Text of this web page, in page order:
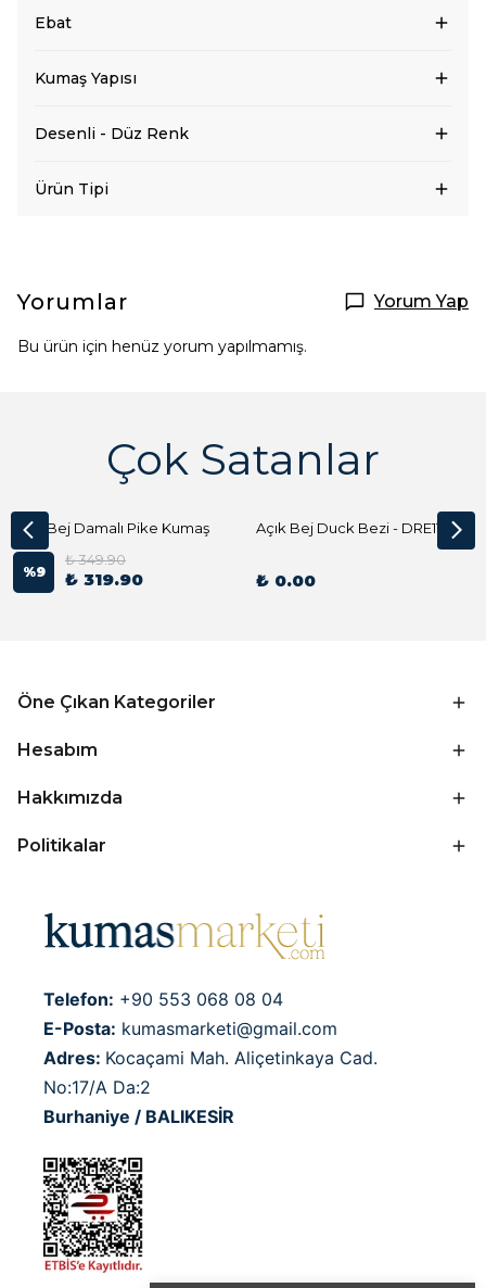
Ebat
Kumaş Yapısı
Desenli - Düz Renk
Ürün Tipi
Yorumlar Yorum Yap
Bu ürün için henüz yorum yapılmamış.
Çok Satanlar
Açık Bej Damalı Pike Kumaş
%9
₺ 349.90
₺ 319.90
Açık Bej Duck Bezi - DRE1144 Kumaş Peçete
₺ 0.00
Öne Çıkan Kategoriler
Hesabım
Hakkımızda
Politikalar
Telefon: +90 553 068 08 04
E-Posta: kumasmarketi@gmail.com
Adres: Kocaçami Mah. Aliçetinkaya Cad.
No:17/A Da:2
Burhaniye / BALIKESİR